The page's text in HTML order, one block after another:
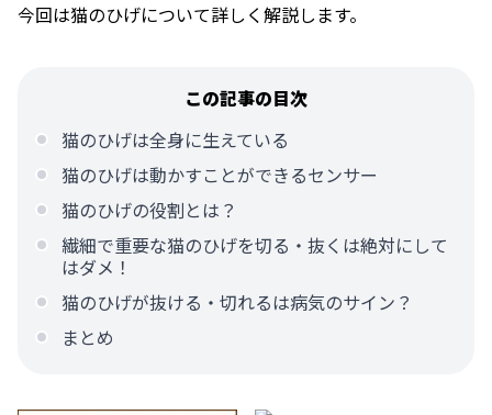
今回は猫のひげについて詳しく解説します。
この記事の目次
猫のひげは全身に生えている
猫のひげは動かすことができるセンサー
猫のひげの役割とは？
繊細で重要な猫のひげを切る・抜くは絶対にして
はダメ！
猫のひげが抜ける・切れるは病気のサイン？
まとめ